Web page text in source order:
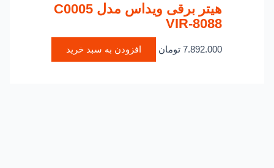
هیتر برقی ویداس مدل C0005
VIR-8088
7.892.000 تومان افزودن به سبد خرید